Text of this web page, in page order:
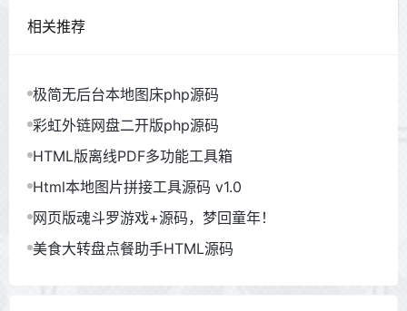
相关推荐
极简无后台本地图床php源码
彩虹外链网盘二开版php源码
HTML版离线PDF多功能工具箱
Html本地图片拼接工具源码 v1.0
网页版魂斗罗游戏+源码，梦回童年！
美食大转盘点餐助手HTML源码